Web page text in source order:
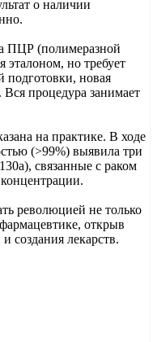
о наличии
ПЦР (полимеразной
эталоном, но требует
подготовки, новая
Вся процедура занимает
на практике. В ходе
(>99%) выявила три
связанные с раком
революцией не только
открыв
создания лекарств.